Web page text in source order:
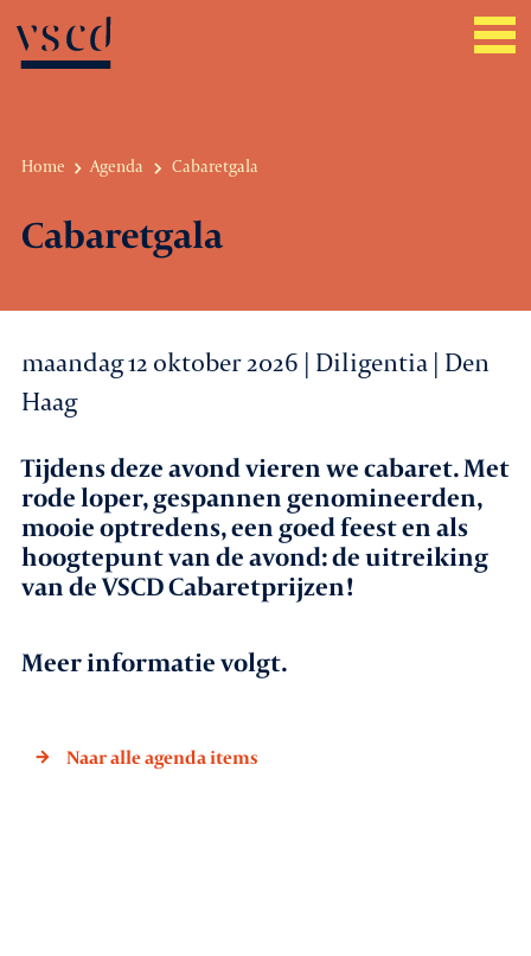
Belangenbehartiging
Promotie
Lid worden
Agenda
Leden
In gesprek met leden
Home Agenda Cabaretgala
Cabaretgala
maandag 12 oktober 2026 | Diligentia | Den
Haag
Tijdens deze avond vieren we cabaret. Met
rode loper, gespannen genomineerden,
mooie optredens, een goed feest en als
hoogtepunt van de avond: de uitreiking
van de VSCD Cabaretprijzen!
Meer informatie volgt.
Naar alle agenda items